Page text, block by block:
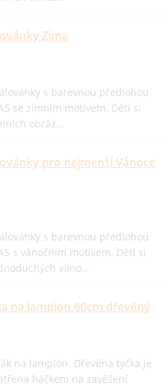
Zima
s barevnou předlohou
se zimním motivem. Děti si
obráz…
pro nejmenší Vánoce
s barevnou předlohou
s vánočním motivem. Děti si
váno…
na lampion 60cm dřevěný
na lampión. Dřevěná tyčka je
háčkem na zavěšení